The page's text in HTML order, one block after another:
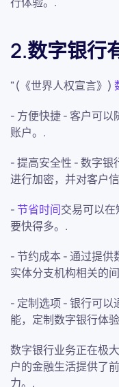
2.数字银行
"(《世界人权宣言》)
- 方便快捷 - 客户可
账户。.
- 提高安全性 - 数字
进行加密，并对客户
- 节省时间交易可以
要快得多。.
- 节约成本 - 通过提
实体分支机构相关的
- 定制选项 - 银行可
能，定制数字银行体
数字银行业务正在极
户的金融生活提供了
力。.